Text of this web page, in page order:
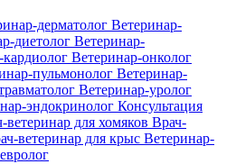
дерматолог Ветеринар-
диетолог Ветеринар-
Ветеринар-онколог
пульмонолог Ветеринар-
Ветеринар-уролог
эндокринолог Консультация
ветеринар для хомяков Врач-
ветеринар для крыс Ветеринар-